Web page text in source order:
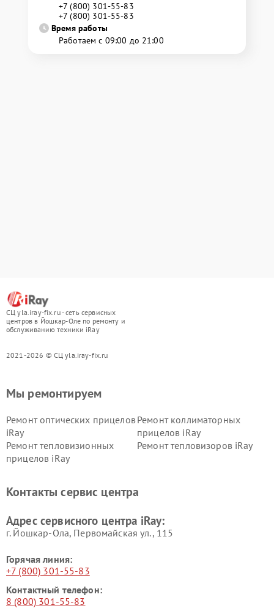
+7 (800) 301-55-83
+7 (800) 301-55-83
Время работы
Работаем с 09:00 до 21:00
СЦ yla.iray-fix.ru - сеть сервисных
центров в Йошкар-Оле по ремонту и
обслуживанию техники iRay
2021-2026 © СЦ yla.iray-fix.ru
Мы ремонтируем
Ремонт оптических прицелов
iRay
Ремонт коллиматорных
прицелов iRay
Ремонт тепловизионных
прицелов iRay
Ремонт тепловизоров iRay
Контакты сервис центра
Адрес сервисного центра iRay:
г. Йошкар-Ола, Первомайская ул., 115
Горячая линия:
+7 (800) 301-55-83
Контактный телефон:
8 (800) 301-55-83